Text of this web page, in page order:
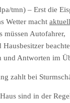
tmn) – Erst die
Wetter macht aktuell
müssen Autofahrer,
Hausbesitzer
und Antworten im
zahlt bei
sind in der